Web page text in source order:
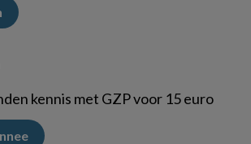
kennis met GZP voor 15 euro